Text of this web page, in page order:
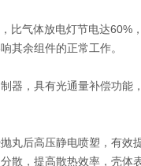
比气体放电灯节电达
其余组件的正常工作。
器，具有光通量补偿功
丸后高压静电喷塑，有
散，提高散热效率，壳